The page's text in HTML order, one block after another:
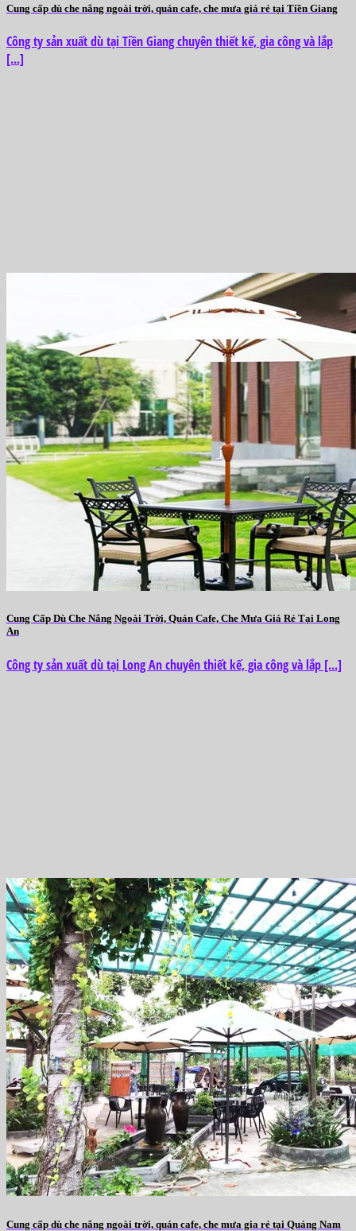
Cung cấp dù che nắng ngoài trời, quán cafe, che mưa giá rẻ tại Tiền Giang
Công ty sản xuất dù tại Tiền Giang chuyên thiết kế, gia công và lắp
[...]
Cung Cấp Dù Che Nắng Ngoài Trời, Quán Cafe, Che Mưa Giá Rẻ Tại Long
An
Công ty sản xuất dù tại Long An chuyên thiết kế, gia công và lắp [...]
Cung cấp dù che nắng ngoài trời, quán cafe, che mưa gia rẻ tại Quảng Nam